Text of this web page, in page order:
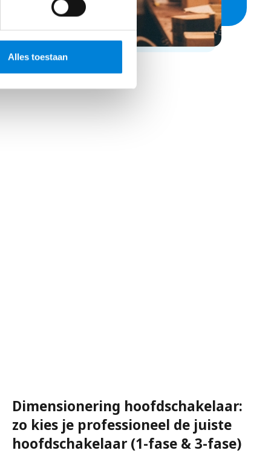
Alles toestaan
Dimensionering hoofdschakelaar:
zo kies je professioneel de juiste
hoofdschakelaar (1-fase & 3-fase)